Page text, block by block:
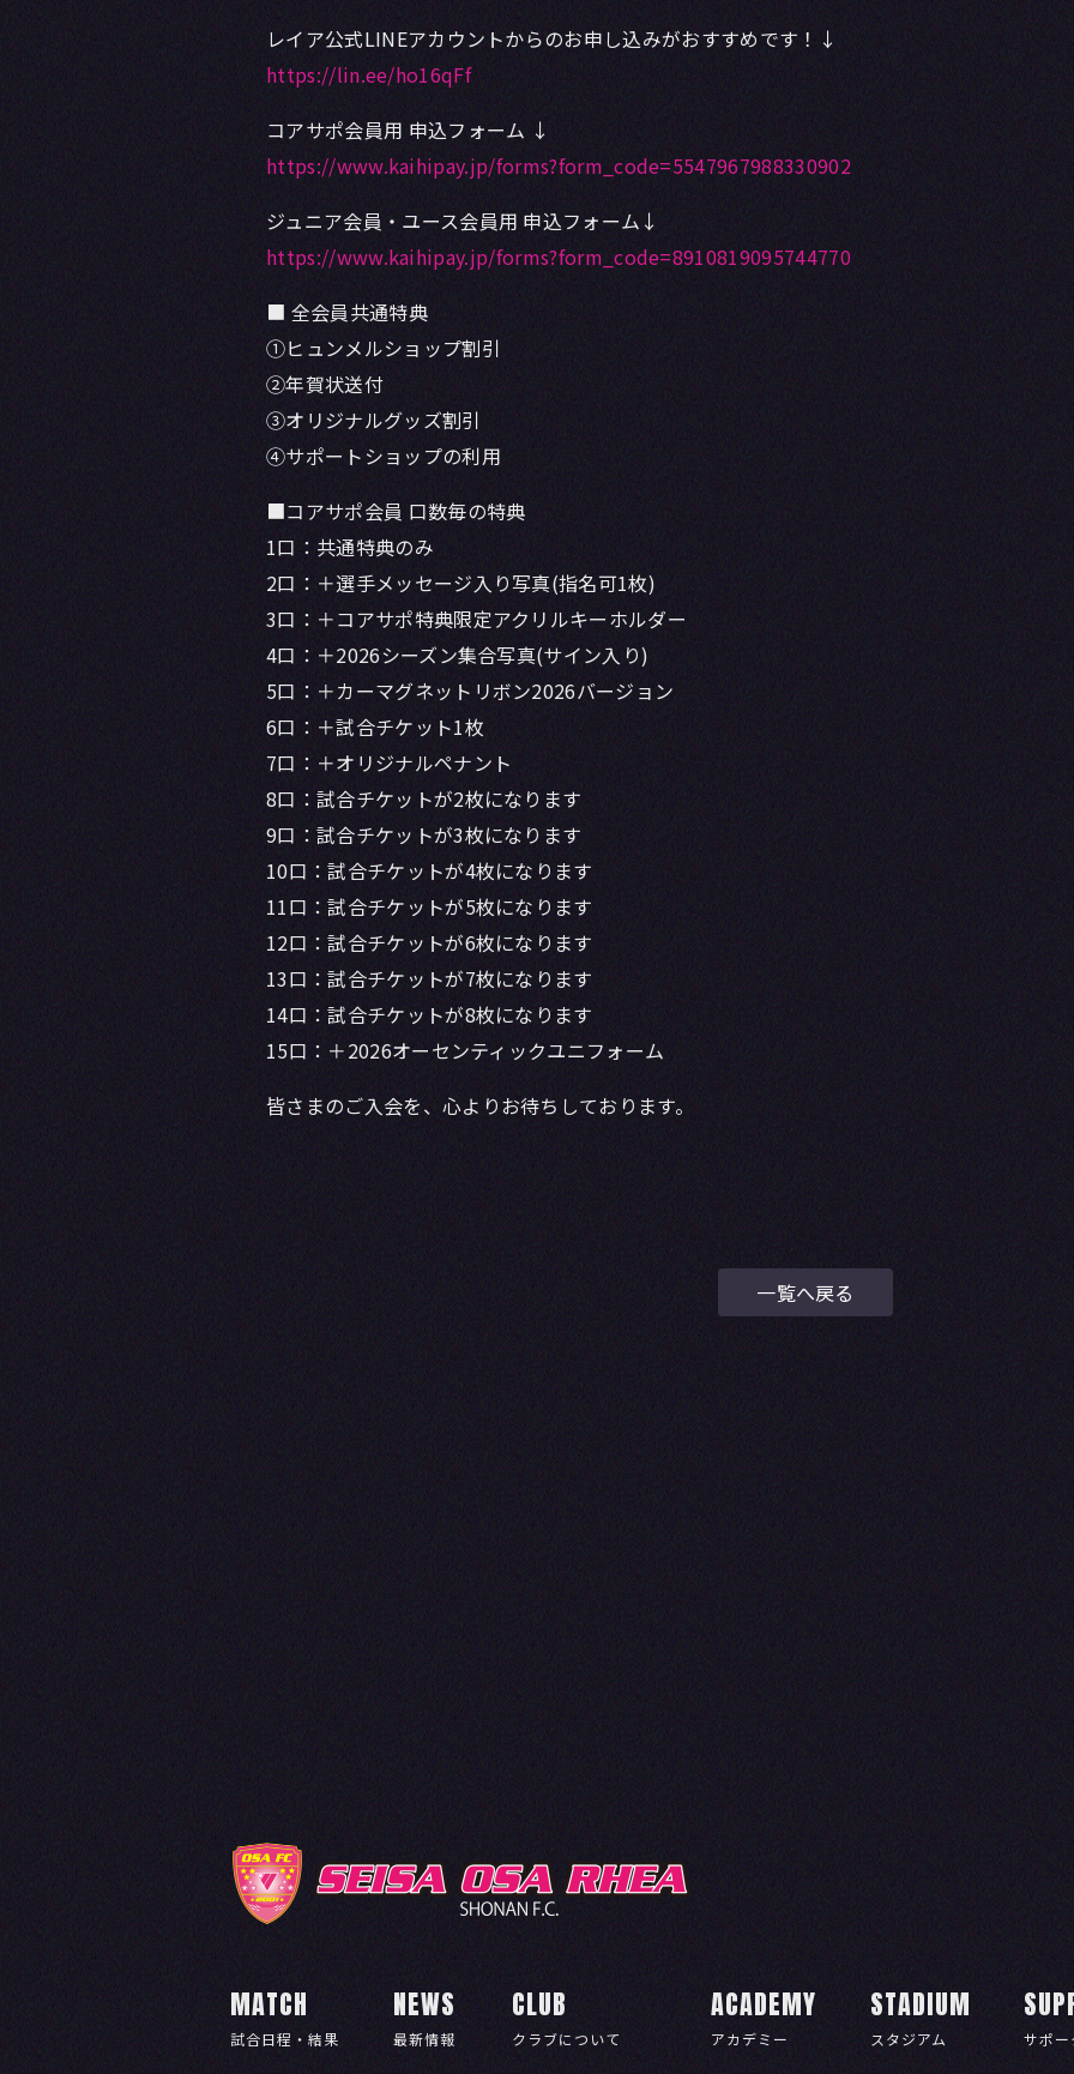
レイア公式LINEアカウントからのお申し込みがおすすめです！↓
https://lin.ee/ho16qFf
コアサポ会員用 申込フォーム ↓
https://www.kaihipay.jp/forms?form_code=5547967988330902
ジュニア会員・ユース会員用 申込フォーム↓
https://www.kaihipay.jp/forms?form_code=8910819095744770
■ 全会員共通特典
①ヒュンメルショップ割引
②年賀状送付
③オリジナルグッズ割引
④サポートショップの利用
■コアサポ会員 口数毎の特典
1口：共通特典のみ
2口：＋選手メッセージ入り写真(指名可1枚)
3口：＋コアサポ特典限定アクリルキーホルダー
4口：＋2026シーズン集合写真(サイン入り)
5口：＋カーマグネットリボン2026バージョン
6口：＋試合チケット1枚
7口：＋オリジナルペナント
8口：試合チケットが2枚になります
9口：試合チケットが3枚になります
10口：試合チケットが4枚になります
11口：試合チケットが5枚になります
12口：試合チケットが6枚になります
13口：試合チケットが7枚になります
14口：試合チケットが8枚になります
15口：＋2026オーセンティックユニフォーム
皆さまのご入会を、心よりお待ちしております。
一覧へ戻る
MATCH
試合日程・結果
NEWS
最新情報
CLUB
クラブについて
ACADEMY
アカデミー
STADIUM
スタジアム サポ